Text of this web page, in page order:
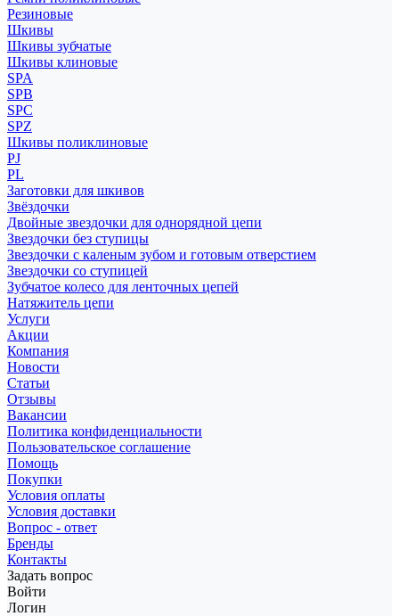
Резиновые
Шкивы
Шкивы зубчатые
Шкивы клиновые
SPA
SPB
SPC
SPZ
Шкивы поликлиновые
PJ
PL
Заготовки для шкивов
Звёздочки
Двойные звездочки для однорядной цепи
Звездочки без ступицы
Звездочки с каленым зубом и готовым отверстием
Звездочки со ступицей
Зубчатое колесо для ленточных цепей
Натяжитель цепи
Услуги
Акции
Компания
Новости
Статьи
Отзывы
Вакансии
Политика конфиденциальности
Пользовательское соглашение
Помощь
Покупки
Условия оплаты
Условия доставки
Вопрос - ответ
Бренды
Контакты
Задать вопрос
Войти
Логин